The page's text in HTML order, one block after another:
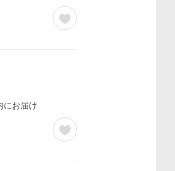
にお届け